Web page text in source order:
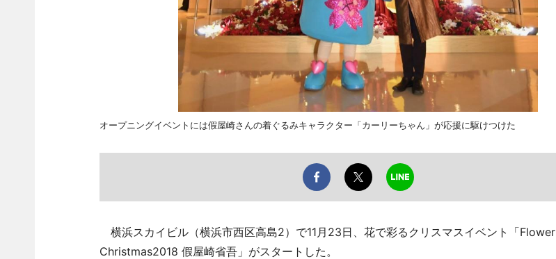
オープニングイベントには假屋崎さんの着ぐるみキャラクター「カーリーちゃん」が応援に駆けつけた
横浜スカイビル（横浜市西区高島2）で11月23日、花で彩るクリスマスイベント「Flower
Christmas2018 假屋崎省吾」がスタートした。